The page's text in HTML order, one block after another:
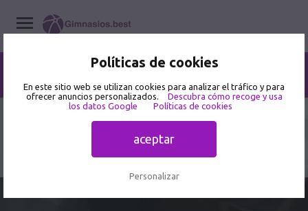
Políticas de cookies
En este sitio web se utilizan cookies para analizar el tráfico y para
ofrecer anuncios personalizados.
Descubra cómo recoge y usa
los datos Google
Políticas de cookies
aceptar
Personalizar
Clubes de boxeo /Distrito Federal
Tlalpan, Ciudad de México
Mejor Club de boxeo en Tlalpan,
Ciudad de México 🥇